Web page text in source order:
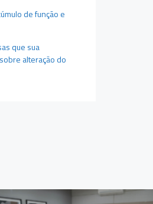
de função e
que sua
alteração do